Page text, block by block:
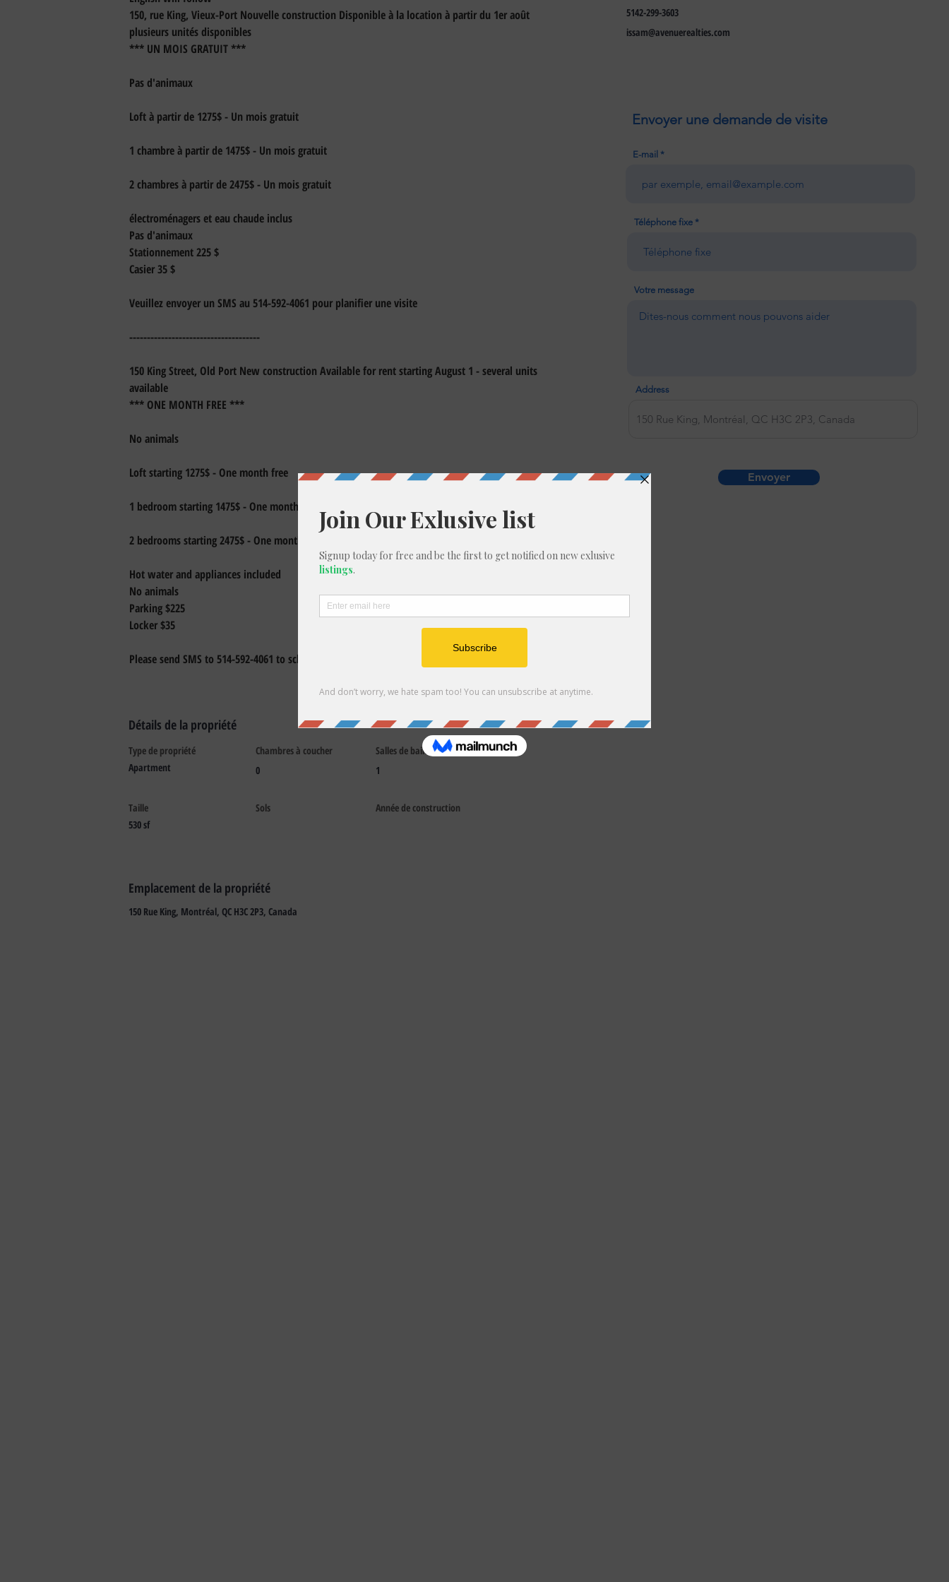
150, rue King, Vieux-Port Nouvelle construction Disponible à la location à partir du 1er août
plusieurs unités disponibles
*** UN MOIS GRATUIT ***
Pas d'animaux
Loft à partir de 1275$ - Un mois gratuit
1 chambre à partir de 1475$ - Un mois gratuit
2 chambres à partir de 2475$ - Un mois gratuit
électroménagers et eau chaude inclus
Pas d'animaux
Stationnement 225 $
Casier 35 $
Veuillez envoyer un SMS au 514-592-4061 pour planifier une visite
-------------------------------------
150 King Street, Old Port New construction Available for rent starting August 1 - several units
available
*** ONE MONTH FREE ***
No animals
Loft starting 1275$ - One month free
1 bedroom starting 1475$ - One month free
2 bedrooms starting 2475$ - One month free
Hot water and appliances included
No animals
Parking $225
Locker $35
Please send SMS to 514-592-4061 to schedule a visit
5142-299-3603
issam@avenuerealties.com
Détails de la propriété
Type de propriété
Apartment
Chambres à coucher
0
Salles de bain
1
Taille
530 sf
Sols Année de construction
Emplacement de la propriété
150 Rue King, Montréal, QC H3C 2P3, Canada
Envoyer une demande de visite
E-mail
Téléphone fixe
Votre message
Address
Envoyer